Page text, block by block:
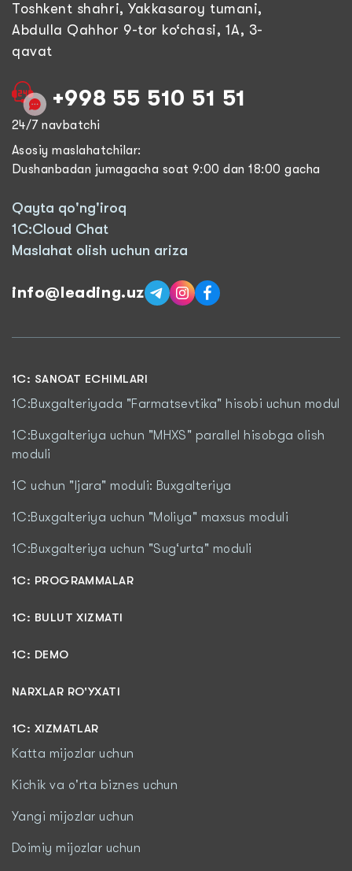
Toshkent shahri, Yakkasaroy tumani,
Abdulla Qahhor 9-tor ko‘chasi, 1A, 3-
qavat
+998 55 510 51 51
24/7 navbatchi
Asosiy maslahatchilar:
Dushanbadan jumagacha soat 9:00 dan 18:00 gacha
Qayta qo'ng'iroq
1C:Cloud Chat
Maslahat olish uchun ariza
info@leading.uz
1C: SANOAT ECHIMLARI
1C:Buxgalteriyada "Farmatsevtika" hisobi uchun modul
1C:Buxgalteriya uchun "MHXS" parallel hisobga olish
moduli
1C uchun "Ijara" moduli: Buxgalteriya
1C:Buxgalteriya uchun "Moliya" maxsus moduli
1C:Buxgalteriya uchun "Sug‘urta" moduli
1С: PROGRAMMALAR
1C: BULUT XIZMATI
1C: DEMO
NARXLAR RO'YXATI
1С: XIZMATLAR
Katta mijozlar uchun
Kichik va o'rta biznes uchun
Yangi mijozlar uchun
Doimiy mijozlar uchun